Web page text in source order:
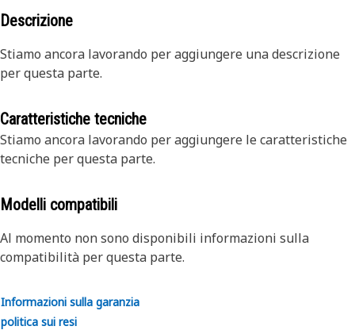
Descrizione
Stiamo ancora lavorando per aggiungere una descrizione
per questa parte.
Caratteristiche tecniche
Stiamo ancora lavorando per aggiungere le caratteristiche
tecniche per questa parte.
Modelli compatibili
Al momento non sono disponibili informazioni sulla
compatibilità per questa parte.
Informazioni sulla garanzia
politica sui resi